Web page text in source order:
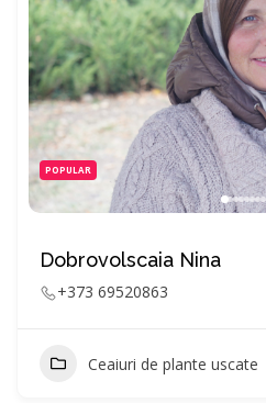
POPULAR
Dobrovolscaia Nina
+373 69520863
Ceaiuri de plante uscate